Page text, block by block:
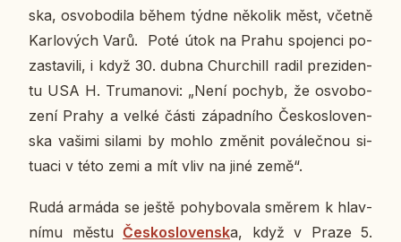
ska, osvo­bo­di­la během týdne ně­ko­lik měst, včetně
Kar­lo­vých Varů. Poté útok na Prahu spo­jen­ci po­
za­sta­vi­li, i když 30. dubna Chur­chill radil pre­zi­den­
tu USA H. Tru­ma­no­vi: „Není pochyb, že osvo­bo­
ze­ní Prahy a velké části zá­pad­ní­ho Čes­ko­slo­ven­
ska vašimi silami by mohlo změnit po­vá­leč­nou si­
tu­a­ci v této zemi a mít vliv na jiné země“.
Rudá armáda se ještě po­hy­bo­va­la směrem k hlav­
ní­mu městu Čes­ko­slo­ven­ska, když v Praze 5.